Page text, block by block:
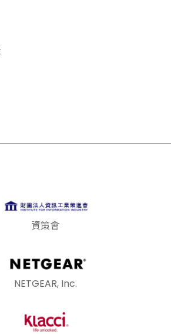
資策會
NETGEAR, Inc.